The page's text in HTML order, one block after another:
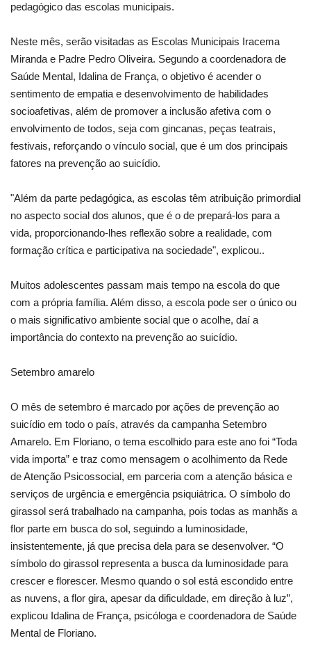
pedagógico das escolas municipais.
Neste mês, serão visitadas as Escolas Municipais Iracema
Miranda e Padre Pedro Oliveira. Segundo a coordenadora de
Saúde Mental, Idalina de França, o objetivo é acender o
sentimento de empatia e desenvolvimento de habilidades
socioafetivas, além de promover a inclusão afetiva com o
envolvimento de todos, seja com gincanas, peças teatrais,
festivais, reforçando o vínculo social, que é um dos principais
fatores na prevenção ao suicídio.
"Além da parte pedagógica, as escolas têm atribuição primordial
no aspecto social dos alunos, que é o de prepará-los para a
vida, proporcionando-lhes reflexão sobre a realidade, com
formação crítica e participativa na sociedade", explicou..
Muitos adolescentes passam mais tempo na escola do que
com a própria família. Além disso, a escola pode ser o único ou
o mais significativo ambiente social que o acolhe, daí a
importância do contexto na prevenção ao suicídio.
Setembro amarelo
O mês de setembro é marcado por ações de prevenção ao
suicídio em todo o país, através da campanha Setembro
Amarelo. Em Floriano, o tema escolhido para este ano foi “Toda
vida importa” e traz como mensagem o acolhimento da Rede
de Atenção Psicossocial, em parceria com a atenção básica e
serviços de urgência e emergência psiquiátrica. O símbolo do
girassol será trabalhado na campanha, pois todas as manhãs a
flor parte em busca do sol, seguindo a luminosidade,
insistentemente, já que precisa dela para se desenvolver. “O
símbolo do girassol representa a busca da luminosidade para
crescer e florescer. Mesmo quando o sol está escondido entre
as nuvens, a flor gira, apesar da dificuldade, em direção à luz”,
explicou Idalina de França, psicóloga e coordenadora de Saúde
Mental de Floriano.